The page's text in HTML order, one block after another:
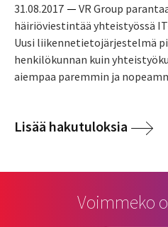
31.08.2017
VR Group
häiriöviestintää yhteistyössä
Uusi liikennetietojärjestelmä
henkilökunnan kuin
aiempaa paremmin ja
Lisää hakutuloksia
Voimmeko